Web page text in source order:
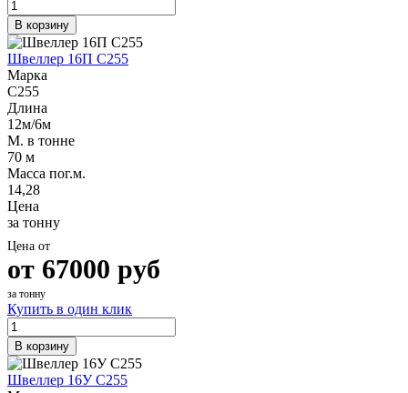
В корзину
Швеллер 16П С255
Марка
С255
Длина
12м/6м
М. в тонне
70 м
Масса пог.м.
14,28
Цена
за тонну
Цена от
от 67000 руб
за тонну
Купить в один клик
В корзину
Швеллер 16У С255